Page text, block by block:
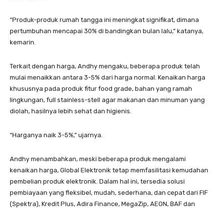
“Produk-produk rumah tangga ini meningkat signifikat, dimana
pertumbuhan mencapai 30% di bandingkan bulan lalu,” katanya,
kemarin.
Terkait dengan harga, Andhy mengaku, beberapa produk telah
mulai menaikkan antara 3-5% dari harga normal. Kenaikan harga
khususnya pada produk fitur food grade, bahan yang ramah
lingkungan, full stainless-stell agar makanan dan minuman yang
diolah, hasilnya lebih sehat dan higienis.
“Harganya naik 3-5%,” ujarnya.
Andhy menambahkan, meski beberapa produk mengalami
kenaikan harga, Global Elektronik tetap memfasilitasi kemudahan
pembelian produk elektronik. Dalam hal ini, tersedia solusi
pembiayaan yang fleksibel, mudah, sederhana, dan cepat dari FIF
(Spektra), Kredit Plus, Adira Finance, MegaZip, AEON, BAF dan